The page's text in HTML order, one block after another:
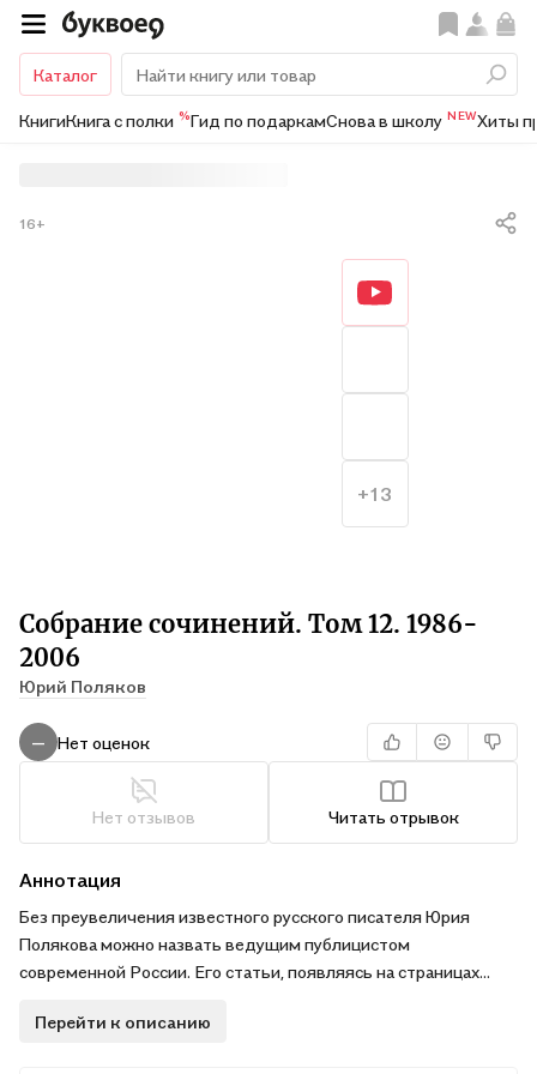
Каталог
КнигиКнига с полки %Гид по подаркамСнова в школу NEWХиты
Собрание сочинений. Том 12. 1986-
2006
Юрий Поляков
16+
— Нет оценок
Нет отзывов Читать отрывок
+13
Аннотация
Без преувеличения известного русского писателя Юрия
Полякова можно назвать ведущим публицистом
современной России. Его статьи, появляясь на страницах
вызывают горячее одобрение одних и яростное неприятие
Перейти к описанию